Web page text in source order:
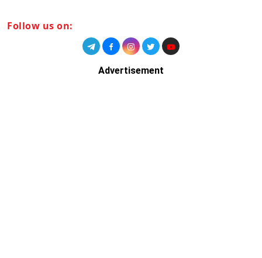
Follow us on:
Advertisement